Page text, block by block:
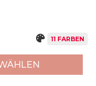
11 FARBEN